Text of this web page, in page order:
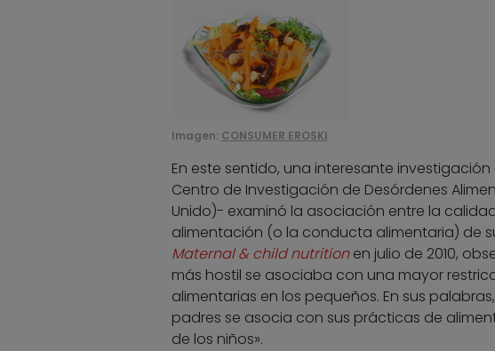
Imagen: CONSUMER EROSKI
En este sentido, una interesante
Centro de Investigación de Desórdenes
Unido)- examinó la asociación entre la
alimentación (o la conducta alimentaria) de
Maternal & child nutritionen julio de 2010,
más hostil se asociaba con una mayor
alimentarias en los pequeños. En sus
padres se asocia con sus prácticas de
de los niños».